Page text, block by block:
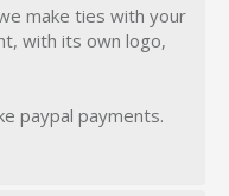
make ties with your
with its own logo,
paypal payments.